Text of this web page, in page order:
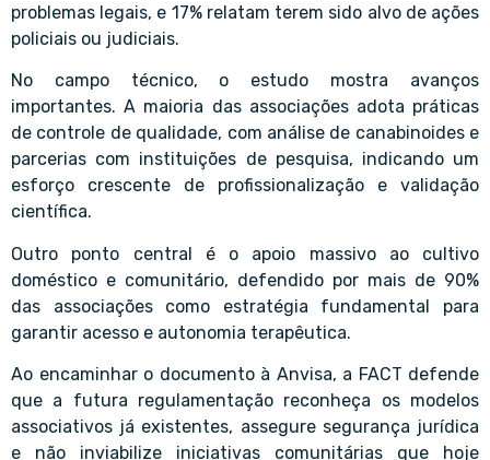
problemas legais, e 17% relatam terem sido alvo de ações
policiais ou judiciais.
No campo técnico, o estudo mostra avanços
importantes. A maioria das associações adota práticas
de controle de qualidade, com análise de canabinoides e
parcerias com instituições de pesquisa, indicando um
esforço crescente de profissionalização e validação
científica.
Outro ponto central é o apoio massivo ao cultivo
doméstico e comunitário, defendido por mais de 90%
das associações como estratégia fundamental para
garantir acesso e autonomia terapêutica.
Ao encaminhar o documento à Anvisa, a FACT defende
que a futura regulamentação reconheça os modelos
associativos já existentes, assegure segurança jurídica
e não inviabilize iniciativas comunitárias que hoje